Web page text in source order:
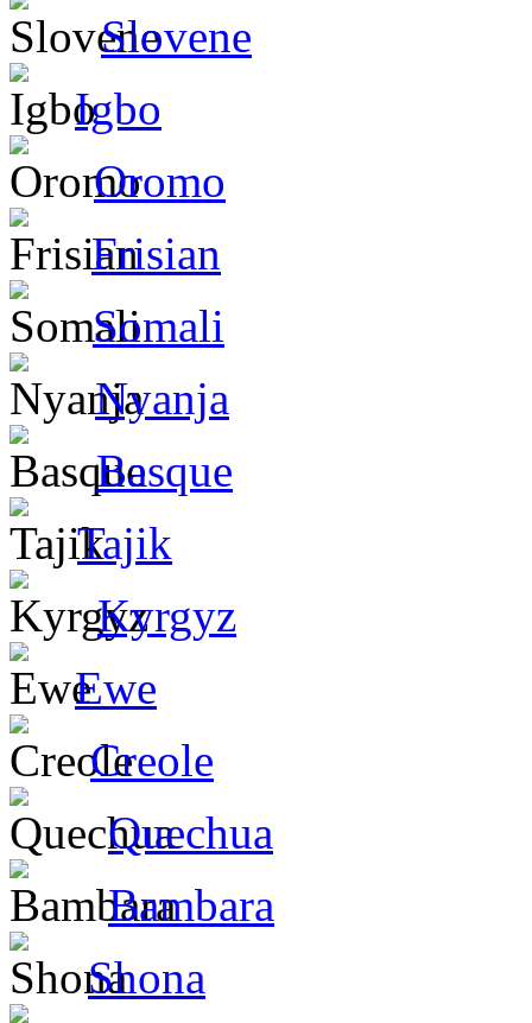
Slovene
Igbo
Oromo
Frisian
Somali
Nyanja
Basque
Tajik
Kyrgyz
Ewe
Creole
Quechua
Bambara
Shona